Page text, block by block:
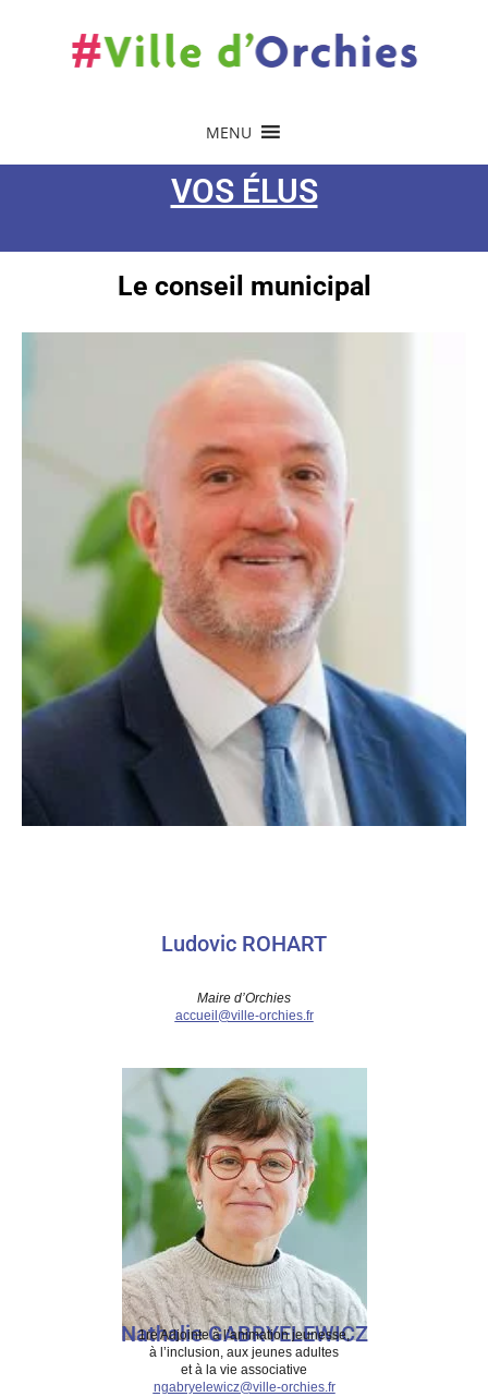
MENU
VOS ÉLUS
Le conseil municipal
Ludovic ROHART
Maire d’Orchies
accueil@ville-orchies.fr
Nathalie GABRYELEWICZ
1re Adjointe à l’animation jeunesse,
à l’inclusion, aux jeunes adultes
et à la vie associative
ngabryelewicz@ville-orchies.fr